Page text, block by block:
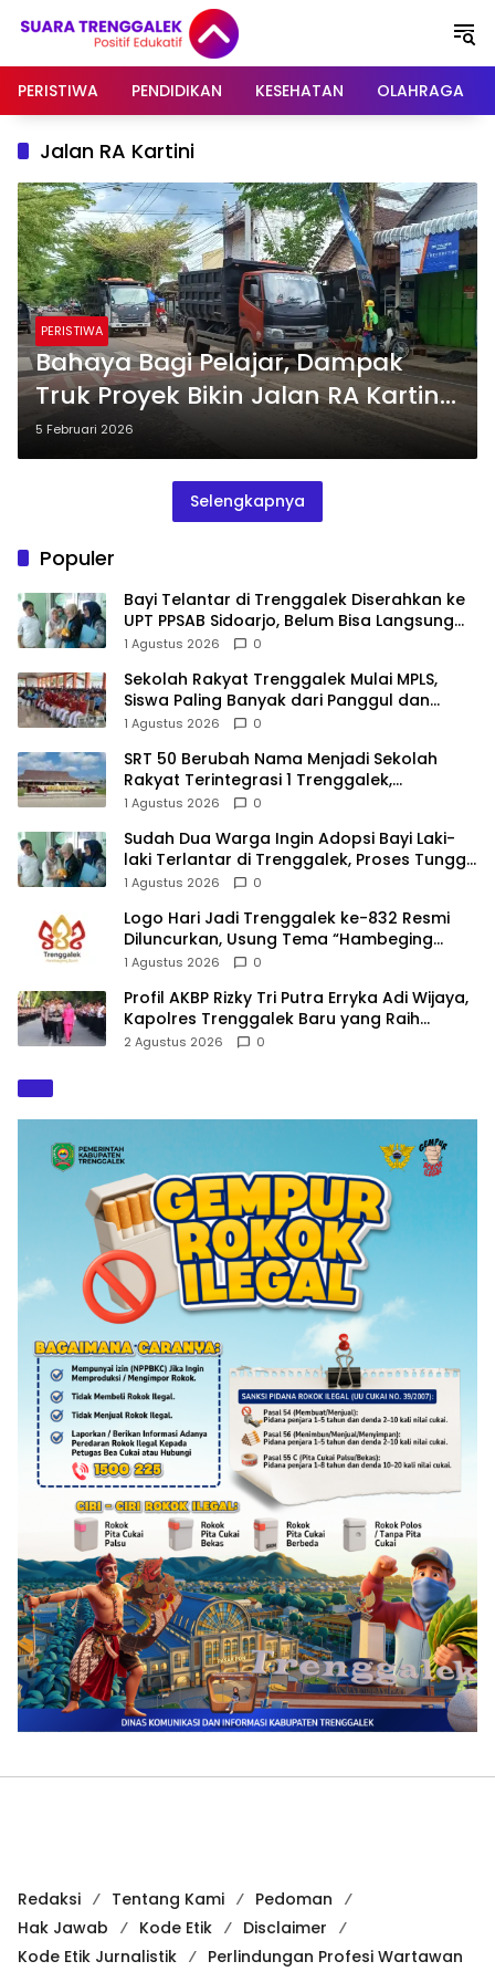
PERISTIWA
PENDIDIKAN KESEHATAN OLAHRAGA
Jalan RA Kartini
PERISTIWA
Bahaya Bagi Pelajar, Dampak
Truk Proyek Bikin Jalan RA Kartini
Trenggalek Licin dan Berdebu
5 Februari 2026
Selengkapnya
Populer
Bayi Telantar di Trenggalek Diserahkan ke
UPT PPSAB Sidoarjo, Belum Bisa Langsung
Diadopsi
1 Agustus 2026 0
Sekolah Rakyat Trenggalek Mulai MPLS,
Siswa Paling Banyak dari Panggul dan
Gandusari
1 Agustus 2026 0
SRT 50 Berubah Nama Menjadi Sekolah
Rakyat Terintegrasi 1 Trenggalek,
Nomenklatur Berubah
1 Agustus 2026 0
Sudah Dua Warga Ingin Adopsi Bayi Laki-
laki Terlantar di Trenggalek, Proses Tunggu
Hasil Penyelidikan
1 Agustus 2026 0
Logo Hari Jadi Trenggalek ke-832 Resmi
Diluncurkan, Usung Tema “Hambeging
Bumi” Gaungkan Harmoni dengan Alam
1 Agustus 2026 0
Profil AKBP Rizky Tri Putra Erryka Adi Wijaya,
Kapolres Trenggalek Baru yang Raih
Hattrick Pin Emas Kapolri
2 Agustus 2026 0
Redaksi Tentang Kami
Pedoman
Hak Jawab
Kode Etik
Disclaimer
Kode Etik Jurnalistik
Perlindungan Profesi Wartawan